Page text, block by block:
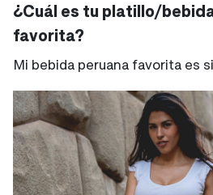
¿Cuál es tu platillo/
favorita?
Mi bebida peruana favorita es